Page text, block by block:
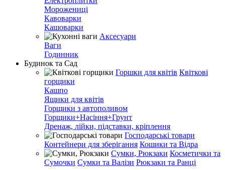
Морожениці
Кавоварки
Кашоварки
Аксесуари
Ваги
Годинник
Будинок та Сад
Горшки для квітів Квіткові
горщики
Кашпо
Ящики для квітів
Горщики з автополивом
Горщики+Насіння+Грунт
Дренаж, лійки, підставки, кріплення
Господарські товари
Контейнери для зберігання Кошики та Відра
Сумки, Рюкзаки Косметички та
Сумочки Сумки та Валізи Рюкзаки та Ранці